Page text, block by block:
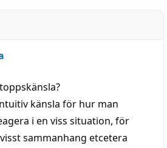
?
känsla för hur man
i en viss situation, för
sammanhang etcetera